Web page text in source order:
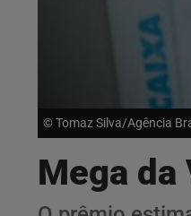
© Tomaz Silva/Agência
Mega